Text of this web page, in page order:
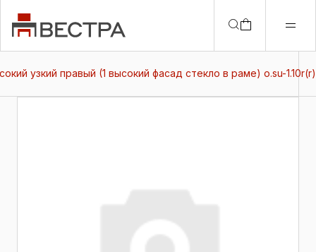
узкий правый (1 высокий фасад стекло в раме) o.su-1.10r(r)